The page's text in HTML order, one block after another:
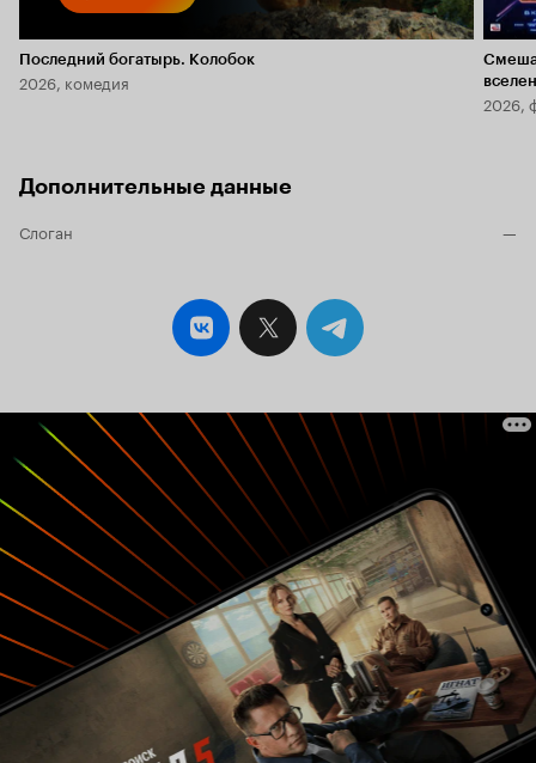
Последний богатырь. Колобок
2026, комедия
2026,
Дополнительные данные
Слоган —